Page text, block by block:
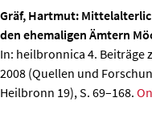
Gräf, Hartmut:
den ehemaligen Ämtern
In: heilbronnica 4. Beiträge
2008 (Quellen und
Heilbronn 19), S. 69–168.